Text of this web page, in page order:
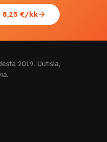
8,25 €/kk
2019. Uutisia,